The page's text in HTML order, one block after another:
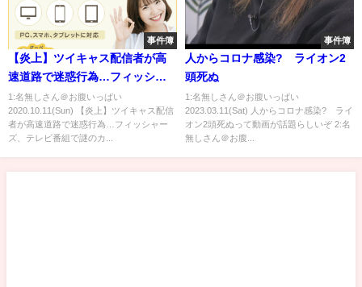
事件簿
【炎上】ツイキャス配信者が高
速道路で迷惑行為…フィッシャ
ーズ、テレビ番組で謎のカット
処理される…複数人と関係を持
って妊娠した女性から衝撃の相
1:名無しさん＠お腹いっぱい
2020.10.11(Sun) 【炎上】ツイキャス配信
者が高速道路で迷惑行為…フィッシャー
ズ、テレビ番組で謎のカ...
事件簿
人からコロナ感染? ライオン2
頭死ぬ
1:名無しさん＠お腹いっぱい
2023.03.11(Sat) 人からコロナ感染? ライ
オン2頭死ぬって動画が話題らしいぞ 2:名
無しさん＠お腹...